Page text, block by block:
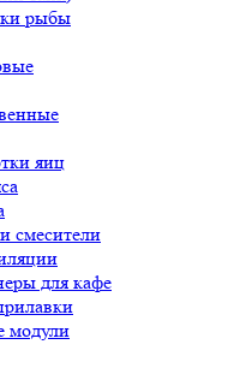
рыбы
яиц
смесители
для кафе
модули